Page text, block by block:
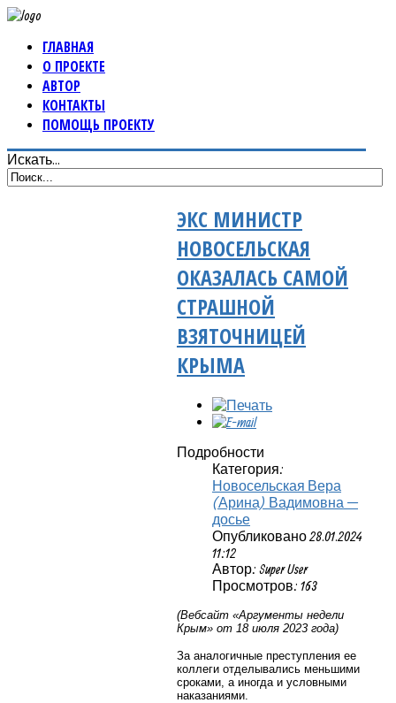
ГЛАВНАЯ
О ПРОЕКТЕ
АВТОР
КОНТАКТЫ
ПОМОЩЬ ПРОЕКТУ
Искать...
ЭКС МИНИСТР
НОВОСЕЛЬСКАЯ
ОКАЗАЛАСЬ САМОЙ
СТРАШНОЙ
ВЗЯТОЧНИЦЕЙ
КРЫМА
Подробности
Категория:
Новосельская Вера
(Арина) Вадимовна —
досье
Опубликовано 28.01.2024
11:12
Автор: Super User
Просмотров: 163
(Вебсайт «Аргументы недели
Крым» от 18 июля 2023 года)
За аналогичные преступления ее
коллеги отделывались меньшими
сроками, а иногда и условными
наказаниями.